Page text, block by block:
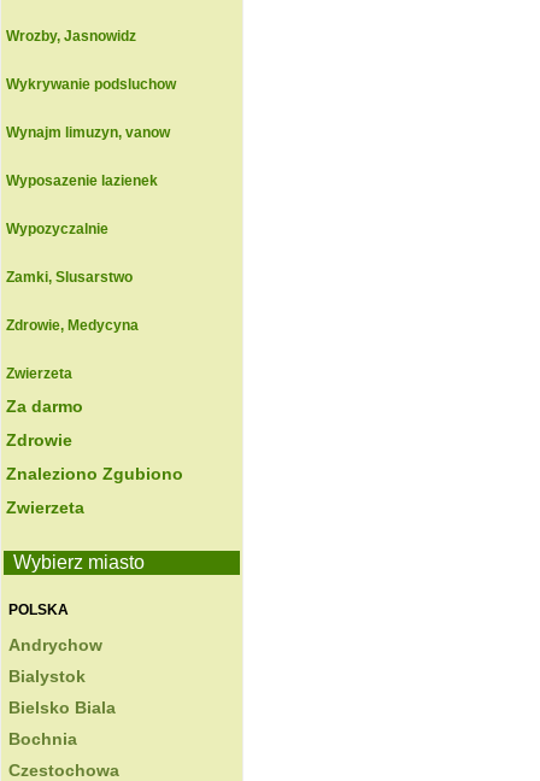
Wrozby, Jasnowidz
Wykrywanie podsluchow
Wynajm limuzyn, vanow
Wyposazenie lazienek
Wypozyczalnie
Zamki, Slusarstwo
Zdrowie, Medycyna
Zwierzeta
Za darmo
Zdrowie
Znaleziono Zgubiono
Zwierzeta
Wybierz miasto
POLSKA
Andrychow
Bialystok
Bielsko Biala
Bochnia
Czestochowa